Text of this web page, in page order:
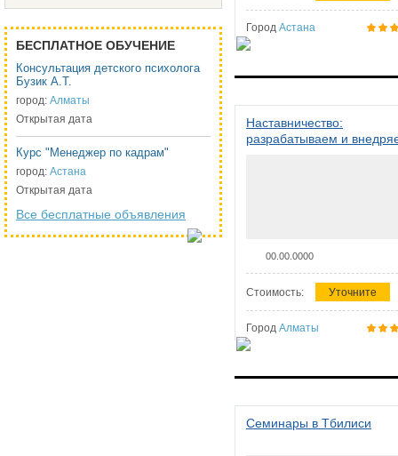
БЕСПЛАТНОЕ ОБУЧЕНИЕ
Консультация детского психолога
Бузик А.Т.
город: Алматы
Открытая дата
Курс "Менеджер по кадрам"
город: Астана
Открытая дата
Все бесплатные объявления
Город Астана
Наставничество:
разрабатываем и
00.00.0000
Стоимость: Уточните
Город Алматы
Семинары в Тбилиси